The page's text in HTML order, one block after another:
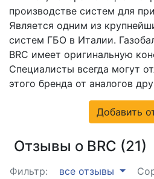
производстве систем для
Является одним из
систем ГБО в Италии.
BRC имеет оригинальную
Специалисты всегда могут
этого бренда от аналогов
Добавить
Отзывы о BRC (21)
Фильтр: все отзывы